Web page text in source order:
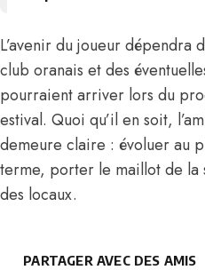
L’avenir du joueur dépendra
club oranais et des
pourraient arriver lors du
estival. Quoi qu’il en soit,
demeure claire : évoluer au
terme, porter le maillot de la
des locaux.
PARTAGER AVEC DES AMIS